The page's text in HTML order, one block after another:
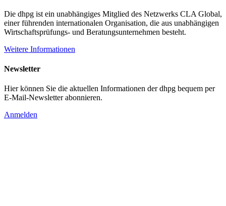
Die dhpg ist ein unabhängiges Mitglied des Netzwerks CLA Global,
einer führenden internationalen Organisation, die aus unabhängigen
Wirtschaftsprüfungs- und Beratungsunternehmen besteht.
Weitere Informationen
Newsletter
Hier können Sie die aktuellen Informationen der dhpg bequem per
E-Mail-Newsletter abonnieren.
Anmelden